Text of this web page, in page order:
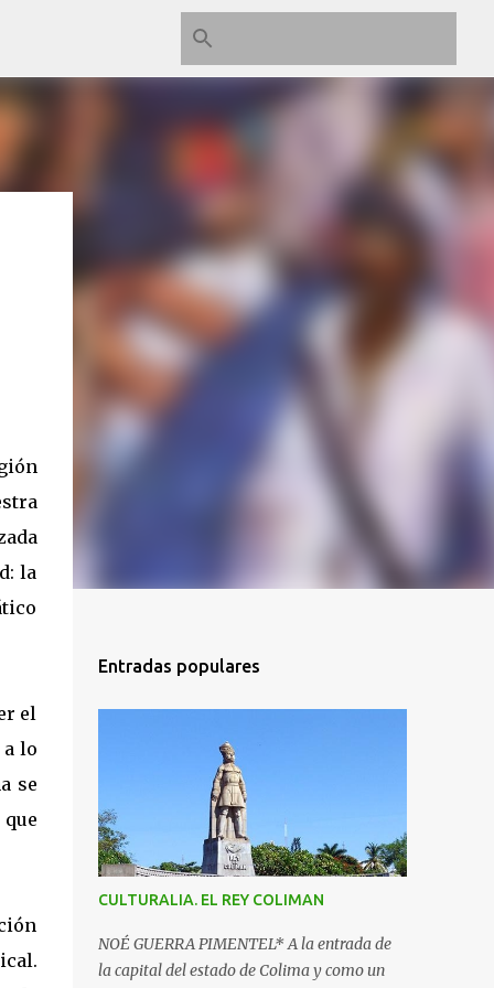
la
el
lo
se
Entradas populares
CULTURALIA. EL REY COLIMAN
NOÉ GUERRA PIMENTEL* A la entrada de
la capital del estado de Colima y como un